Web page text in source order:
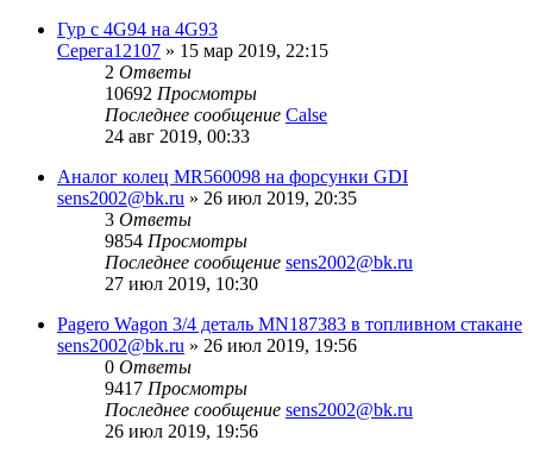
Гур с 4G94 на 4G93
Cерега12107 » 15 мар 2019, 22:15
2 Ответы
10692 Просмотры
Последнее сообщение Calse
24 авг 2019, 00:33
Аналог колец MR560098 на форсунки GDI
sens2002@bk.ru » 26 июл 2019, 20:35
3 Ответы
9854 Просмотры
Последнее сообщение sens2002@bk.ru
27 июл 2019, 10:30
Pagero Wagon 3/4 деталь MN187383 в топливном стакане
sens2002@bk.ru » 26 июл 2019, 19:56
0 Ответы
9417 Просмотры
Последнее сообщение sens2002@bk.ru
26 июл 2019, 19:56